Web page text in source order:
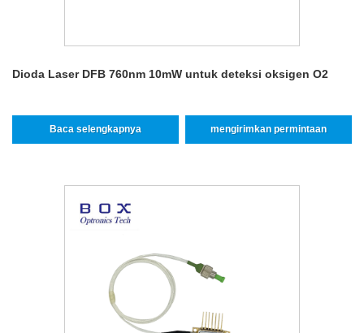
Dioda Laser DFB 760nm 10mW untuk deteksi oksigen O2
Baca selengkapnya mengirimkan permintaan